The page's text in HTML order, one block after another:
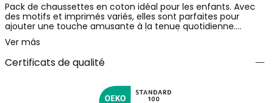
Pack de chaussettes en coton idéal pour les enfants. Avec
des motifs et imprimés variés, elles sont parfaites pour
ajouter une touche amusante à la tenue quotidienne.
Disponibles en tailles allant de 19/21 à 37/39, elles s'adaptent
à différentes tranches d'âge, de 12 mois à 12 ans. Le matériau
en coton assure confort et respirabilité, tandis que les
couleurs vives les rendent faciles à assortir avec n'importe
pour un usage quotidien, gardant les pieds des plus petits au
chaud et confortables.
Ver más
Certificats de qualité